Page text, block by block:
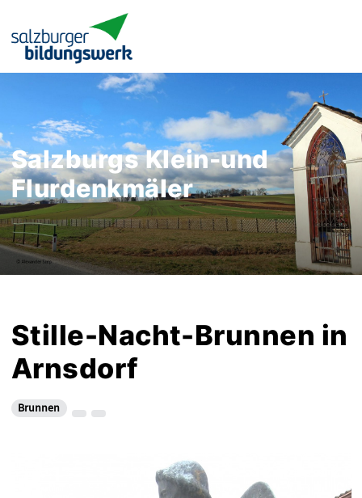
Salzburgs Klein-und
Flurdenkmäler
Stille-Nacht-Brunnen in
Arnsdorf
Brunnen